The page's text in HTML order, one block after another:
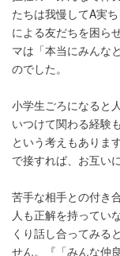
たちは我慢してA実
による友だちを困ら
マは「本当にみんな
のでした。
小学生ごろになると
いつけて関わる経験
という考えもありま
で接すれば、お互い
苦手な相手との付き
人も正解を持ってい
くり話し合ってみる
せん。『「みんな仲